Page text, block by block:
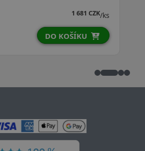
1 949 CZK/ks
DO KOŠÍKU